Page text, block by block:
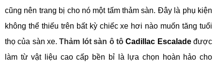
cũng nên trang bị cho nó một tấm thảm sàn. Đây là phụ kiện
không thể thiếu trên bất kỳ chiếc xe hơi nào muốn tăng tuổi
thọ của sàn xe. Thảm lót sàn ô tô Cadillac Escalade được
làm từ vật liệu cao cấp bền bỉ là lựa chọn hoàn hảo cho